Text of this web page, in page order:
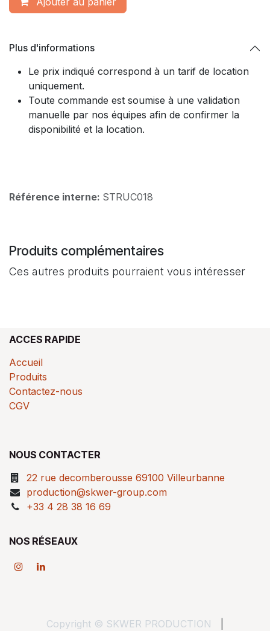
Plus d'informations
Le prix indiqué correspond à un tarif de location
uniquement.​
Toute commande est soumise à une validation
manuelle par nos équipes afin de confirmer la
disponibilité et la location.
Référence interne: STRUC018
Produits complémentaires
Ces autres produits pourraient vous intéresser
ACCES RAPIDE
Accueil
Produits
Contactez-nous
CGV
NOUS CONTACTER
22 rue decomberousse 69100 Villeurbanne
production@skwer-group.com
+33 4 28 38 16 69
NOS RÉSEAUX
Copyright © SKWER PRODUCTION